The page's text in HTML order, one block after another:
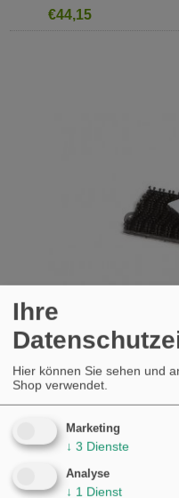
€44,15
Ihre
Hier können Sie sehen und
Shop verwendet.
Marketing
↓ 3 Dienste
Analyse
↓ 1 Dienst